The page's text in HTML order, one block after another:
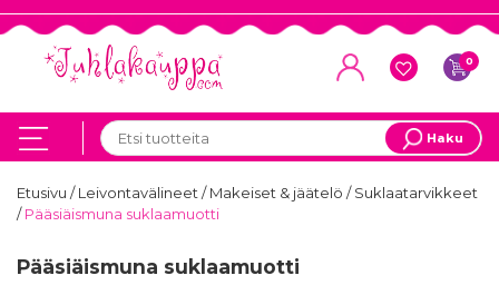
0
Haku
Etusivu /Leivontavälineet/Makeiset & jäätelö /Suklaatarvikkeet
/Pääsiäismuna suklaamuotti
Pääsiäismuna suklaamuotti